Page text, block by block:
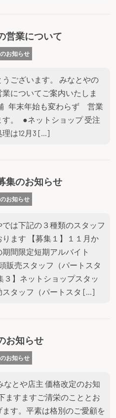
営業について
お知らせ
ございます。 みなとやの
についてご案内いたしま
年末年始も変わらず 営業
す。 ●ネットショップ 受注
は12月3 […]
集のお知らせ
お知らせ
は下記の３種類のスタッフ
ります 【募集１】１１月か
間限定短期アルバイト
販売スタッフ（パートスタ
３】ネットショップスタッ
スタッフ（パートスタ […]
お知らせ
お知らせ
なとや店主 価格改定のお知
ますますご清栄のこととお
ます。平素は格別のご愛顧を